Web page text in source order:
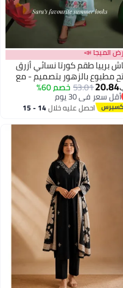
الميجا 📣
برييا طقم كورتا نسائي أزرق
مطبوع بالزهور بتصميم - مع
ودوباتا | كورتا حرير فني
20.84
53.01خصم 60%
أقل سعر في 30 يوم
أقل سعر في 30 يوماحصل عليه خلال 14 - 15